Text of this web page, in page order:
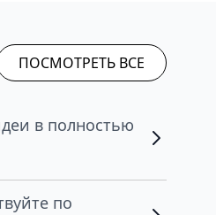
ПОСМОТРЕТЬ ВСЕ
в полностью
по